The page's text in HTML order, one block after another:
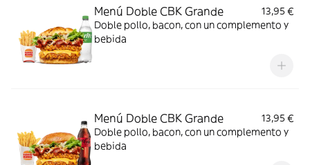
Menú Doble CBK Grande
13,95 €
Doble pollo, bacon, con un complemento y
bebida
Menú Doble CBK Grande
13,95 €
Doble pollo, bacon, con un complemento y
bebida